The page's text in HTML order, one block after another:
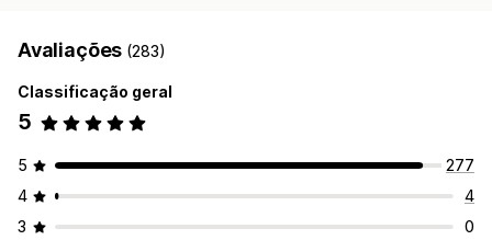
Avaliações (283)
Classificação geral
5
5
277
4
4
3
0